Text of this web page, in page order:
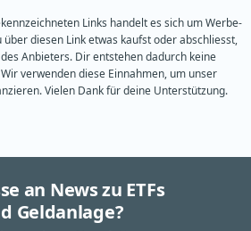
Links handelt es sich um Werbe-
diesen Link etwas kaufst oder abschliesst,
Anbieters. Dir entstehen dadurch keine
verwenden diese Einnahmen, um unser
Vielen Dank für deine Unterstützung.
an News zu ETFs
Geldanlage?